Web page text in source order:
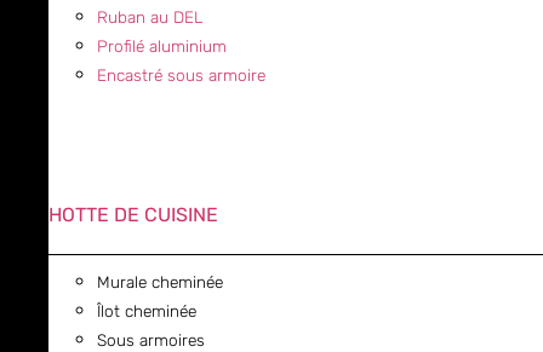
Ruban au DEL
Profilé aluminium
Encastré sous armoire
HOTTE DE CUISINE
Murale cheminée
Îlot cheminée
Sous armoires